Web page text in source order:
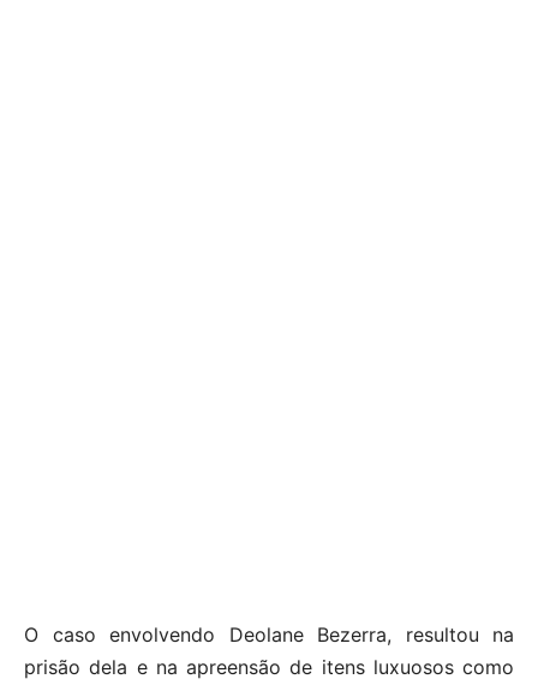
O caso envolvendo Deolane Bezerra, resultou na
prisão dela e na apreensão de itens luxuosos como